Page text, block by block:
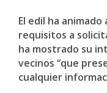
El edil ha
requisitos a
ha mostrado su
vecinos “que
cualquier